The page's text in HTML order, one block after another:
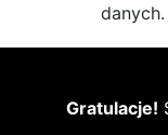
danych.
Gratulacje!